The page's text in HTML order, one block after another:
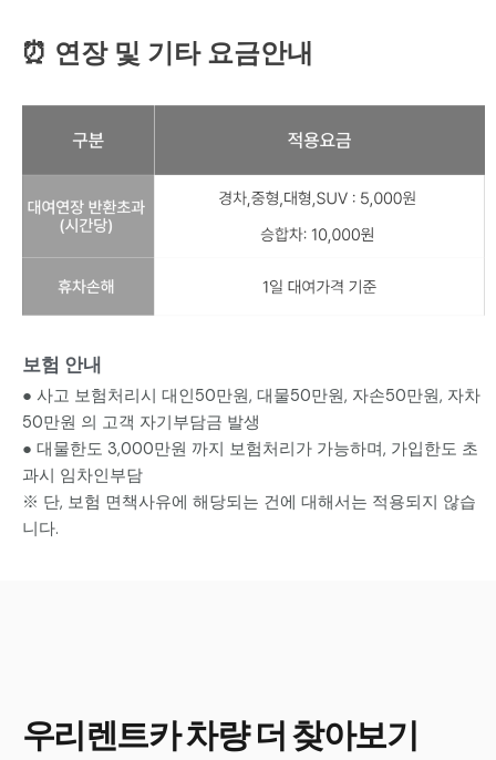
⏰ 연장 및 기타 요금안내
보험 안내
● 사고 보험처리시 대인50만원, 대물50만원, 자손50만원, 자차
50만원 의 고객 자기부담금 발생
● 대물한도 3,000만원 까지 보험처리가 가능하며, 가입한도 초
과시 임차인부담
※ 단, 보험 면책사유에 해당되는 건에 대해서는 적용되지 않습
니다.
우리렌트카 차량 더 찾아보기